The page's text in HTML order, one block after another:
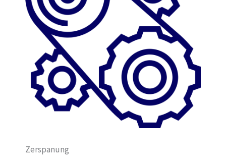
Zerspanung